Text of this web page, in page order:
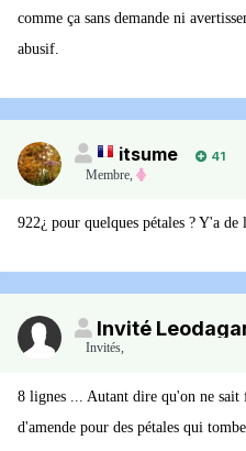
comme ça sans demande ni
abusif.
itsume
41
Membre,
922¿ pour quelques pétales ? Y'a
Invité
Invités,
8 lignes ... Autant dire qu'on ne sait
d'amende pour des pétales qui